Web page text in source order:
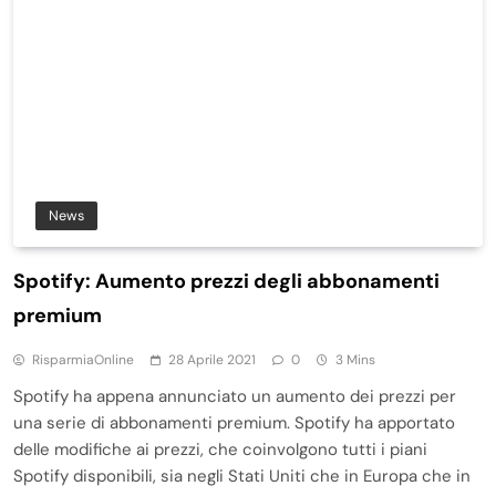
News
Spotify: Aumento prezzi degli abbonamenti
premium
RisparmiaOnline 28 Aprile 2021 0 3 Mins
Spotify ha appena annunciato un aumento dei prezzi per
una serie di abbonamenti premium. Spotify ha apportato
delle modifiche ai prezzi, che coinvolgono tutti i piani
Spotify disponibili, sia negli Stati Uniti che in Europa che in